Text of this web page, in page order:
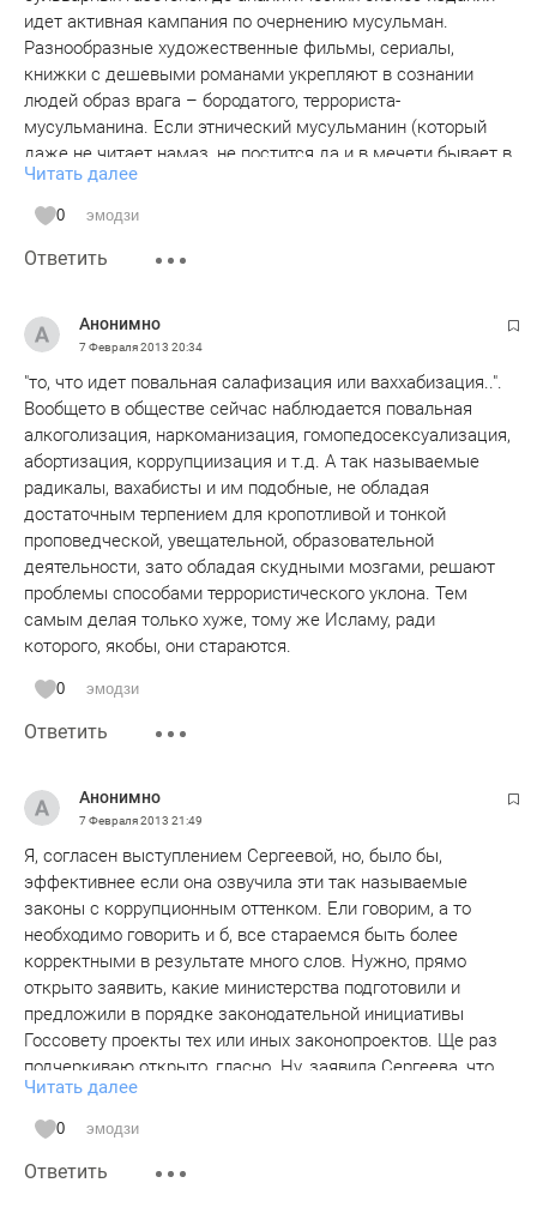
идет активная кампания по очернению мусульман.
Разнообразные художественные фильмы, сериалы,
книжки с дешевыми романами укрепляют в сознании
людей образ врага – бородатого, террориста-
мусульманина. Если этнический мусульманин (который
даже не читает намаз, не постится да и в мечети бывает в
лучшем случае 1-2 раза в год на праздники) не дай бог
совершит преступление или будет заподозрен в
совершении преступления, по всем каналам СМИ сразу
подымается шум – ах такие-сякие мусульмане, «это все
«дикари», их всех нужно выслать в Саудию, Афганистан,
Пакистан, пусть там создают шариат, каменный век и т.п.
даже не подымает эту тему – неинтересно. И эти 88%
(откуда данные?) это как раз результат подобной
деятельности. Понятно, что для управления людьми
удобно использовать образ врага. В советское время
врагом был Запад с Америкой, в последние 25 лет это
"мусульмане-горцы-чурки-даги" и т.д. Вот только к чему
приведет подобная политика, ведь этот «враг» тоже
жители России.
Читать далее
0 эмодзи
Ответить
Анонимно
7 Февраля 2013 20:34
"то, что идет повальная салафизация или ваххабизация..".
Вообщето в обществе сейчас наблюдается повальная
алкоголизация, наркоманизация, гомопедосексуализация,
абортизация, коррупциизация и т.д. А так называемые
радикалы, вахабисты и им подобные, не обладая
достаточным терпением для кропотливой и тонкой
проповедческой, увещательной, образовательной
деятельности, зато обладая скудными мозгами, решают
проблемы способами террористического уклона. Тем
самым делая только хуже, тому же Исламу, ради
которого, якобы, они стараются.
0 эмодзи
Ответить
Анонимно
7 Февраля 2013 21:49
Я, согласен выступлением Сергеевой, но, было бы,
эффективнее если она озвучила эти так называемые
законы с коррупционным оттенком. Ели говорим, а то
необходимо говорить и б, все стараемся быть более
корректными в результате много слов. Нужно, прямо
открыто заявить, какие министерства подготовили и
предложили в порядке законодательной инициативы
Госсовету проекты тех или иных законопроектов. Ще раз
подчеркиваю открыто, гласно. Ну, заявила Сергеева, что
их 25 актов и, что дальше. Скоро их будет еще 25.
Проблему решить необходимо конкретно, не заниматься
словоблудием. Конечно, не хочется быть не тактичной,
якобы, уважаемая Гульнара Вы же федеральный орган,
Читать далее
0 эмодзи
Ответить